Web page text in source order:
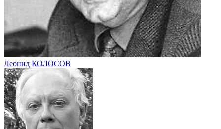
Леонид КОЛОСОВ